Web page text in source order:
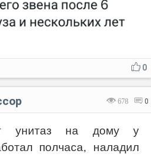
0
678 0
унитаз на дому у
полчаса, наладил